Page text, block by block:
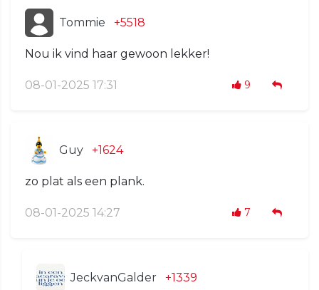
Tommie +5518
Nou ik vind haar gewoon lekker!
08-01-2025 17:31 9
Guy +1624
zo plat als een plank.
08-01-2025 14:27 7
JeckvanGalder +1339